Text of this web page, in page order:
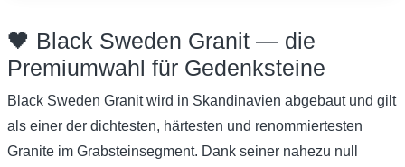
🖤 Black Sweden Granit — die
Premiumwahl für Gedenksteine
Black Sweden Granit wird in Skandinavien abgebaut und gilt
als einer der dichtesten, härtesten und renommiertesten
Granite im Grabsteinsegment. Dank seiner nahezu null